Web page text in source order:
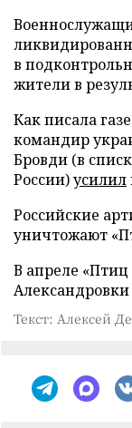
в
жители в
Как писала
командир
Бровди (в
России)усилил
Российские
уничтожают
В апреле
Текст: Алексей